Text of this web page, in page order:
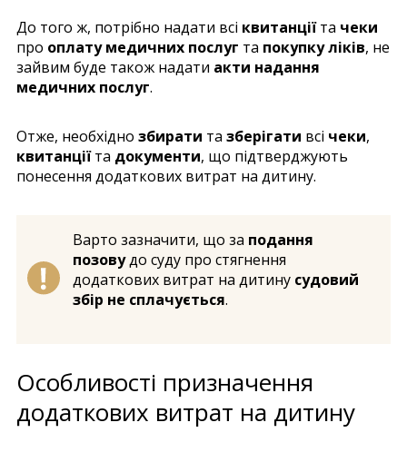
До того ж, потрібно надати всі квитанціїта чеки
про оплату медичних послуг та покупку ліків, не
зайвим буде також надати акти надання
медичних послуг.
Отже, необхідно збирати та зберігати всі чеки,
квитанціїта документи, що підтверджують
понесення додаткових витрат на дитину.
Варто зазначити, що за подання
позовудо суду про стягнення
додаткових витрат на дитину судовий
збір не сплачується.
Особливості призначення
додаткових витрат на дитину